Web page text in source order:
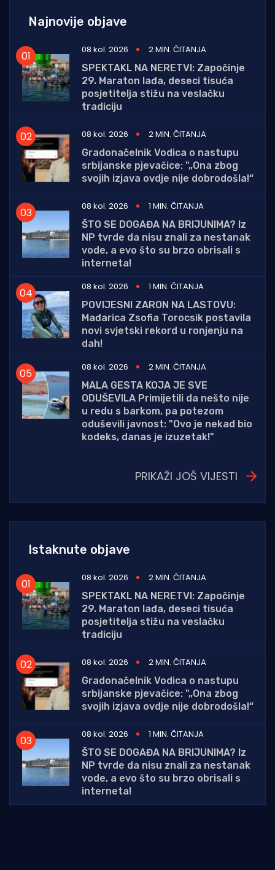
Najnovije objave
08 kol. 2026
2 MIN. ČITANJA
SPEKTAKL NA NERETVI: Započinje
29. Maraton lađa, deseci tisuća
posjetitelja stižu na veslačku
tradiciju
08 kol. 2026
2 MIN. ČITANJA
Gradonačelnik Vodica o nastupu
srbijanske pjevačice: "„Ona zbog
svojih izjava ovdje nije dobrodošla!“
08 kol. 2026
1 MIN. ČITANJA
ŠTO SE DOGAĐA NA BRIJUNIMA? Iz
NP tvrde da nisu znali za nestanak
vode, a evo što su brzo obrisali s
interneta!
08 kol. 2026
1 MIN. ČITANJA
POVIJESNI ZARON NA LASTOVU:
Mađarica Zsofia Torocsik postavila
novi svjetski rekord u ronjenju na
dah!
08 kol. 2026
2 MIN. ČITANJA
MALA GESTA KOJA JE SVE
ODUŠEVILA Primijetili da nešto nije
u redu s barkom, pa potezom
oduševili javnost: "Ovo je nekad bio
kodeks, danas je izuzetak!"
PRIKAŽI JOŠ VIJESTI
Istaknute objave
08 kol. 2026
2 MIN. ČITANJA
SPEKTAKL NA NERETVI: Započinje
29. Maraton lađa, deseci tisuća
posjetitelja stižu na veslačku
tradiciju
08 kol. 2026
2 MIN. ČITANJA
Gradonačelnik Vodica o nastupu
srbijanske pjevačice: "„Ona zbog
svojih izjava ovdje nije dobrodošla!“
08 kol. 2026
1 MIN. ČITANJA
ŠTO SE DOGAĐA NA BRIJUNIMA? Iz
NP tvrde da nisu znali za nestanak
vode, a evo što su brzo obrisali s
interneta!